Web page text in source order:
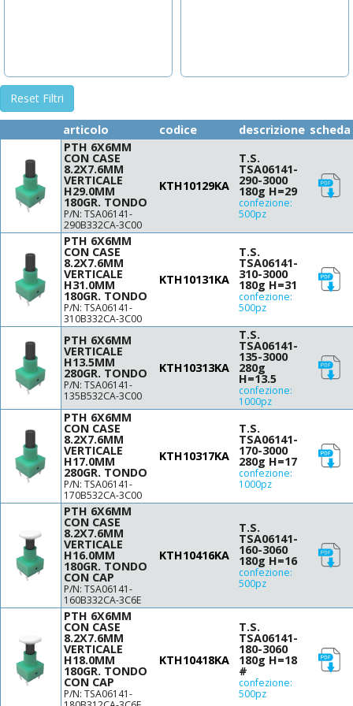
8
8.35
8.55
8.8
9
9.5
10.3
11
11.34
11.35
11.85
12
12.5
13
13.7
14.5
15
16.3
16.5
29
31
Reset Filtri
articolo codice descrizione scheda
PTH 6X6MM
CON CASE
8.2X7.6MM
VERTICALE
H29.0MM
180GR. TONDO
P/N: TSA06141-
290B332CA-3C00
KTH10129KA
T.S.
TSA06141-
290-3000
180g H=29
confezione:
500pz
PTH 6X6MM
CON CASE
8.2X7.6MM
VERTICALE
H31.0MM
180GR. TONDO
P/N: TSA06141-
310B332CA-3C00
KTH10131KA
T.S.
TSA06141-
310-3000
180g H=31
confezione:
500pz
PTH 6X6MM
VERTICALE
H13.5MM
280GR. TONDO
P/N: TSA06141-
135B532CA-3C00
KTH10313KA
T.S.
TSA06141-
135-3000
280g
H=13.5
confezione:
1000pz
PTH 6X6MM
CON CASE
8.2X7.6MM
VERTICALE
H17.0MM
280GR. TONDO
P/N: TSA06141-
170B532CA-3C00
KTH10317KA
T.S.
TSA06141-
170-3000
280g H=17
confezione:
1000pz
PTH 6X6MM
CON CASE
8.2X7.6MM
VERTICALE
H16.0MM
180GR. TONDO
CON CAP
P/N: TSA06141-
160B332CA-3C6E
KTH10416KA
T.S.
TSA06141-
160-3060
180g H=16
confezione:
500pz
PTH 6X6MM
CON CASE
8.2X7.6MM
VERTICALE
H18.0MM
180GR. TONDO
CON CAP
P/N: TSA06141-
KTH10418KA
T.S.
TSA06141-
180-3060
180g H=18
#
confezione:
500pz